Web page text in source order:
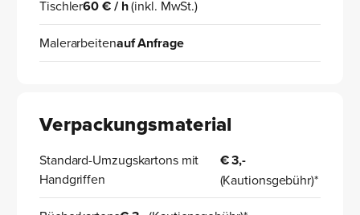
Tischler60 € / h(inkl. MwSt.)
Malerarbeitenauf Anfrage
Verpackungsmaterial
Standard-Umzugskartons mit
Handgriffen
€ 3,-
(Kautionsgebühr)*